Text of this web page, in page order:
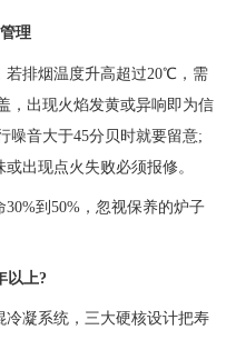
理
排烟温度升高超过20℃，需
，出现火焰发黄或异响即为信
噪音大于45分贝时就要留意;
出现点火失败必须报修。
到50%，忽视保养的炉子
以上?
凝系统，三大硬核设计把寿